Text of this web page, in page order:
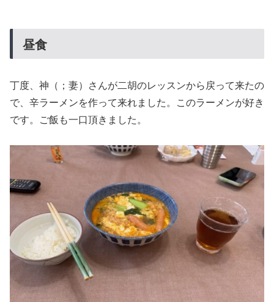
昼食
丁度、神（；妻）さんが二胡のレッスンから戻って来たの
で、辛ラーメンを作って来れました。このラーメンが好き
です。ご飯も一口頂きました。